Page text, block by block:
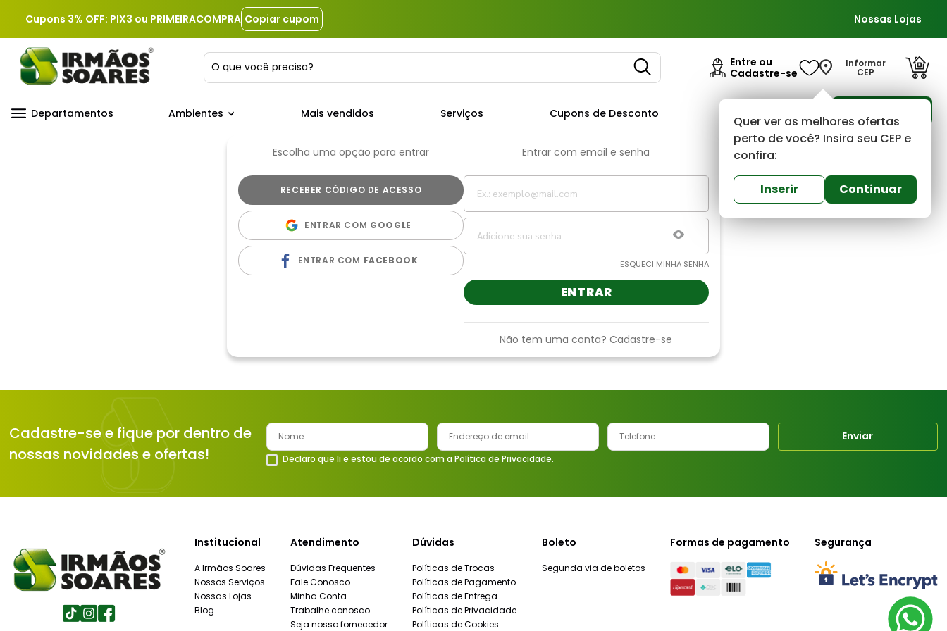
Cupons 3% OFF: PIX3 ou PRIMEIRACOMPRA Copiar cupom Nossas Lojas
O que você precisa?
Entre ou
Cadastre-se
Informar
CEP
Quer ver as melhores ofertas
perto de você? Insira seu CEP e
confira:
Inserir Continuar
Departamentos Ambientes Mais vendidos Serviços Cupons de Desconto
Escolha uma opção para entrar
ENTRAR COM GOOGLE
ENTRAR COM FACEBOOK
Entrar com email e senha
ESQUECI MINHA SENHA
ENTRAR
Não tem uma conta? Cadastre-se
Cadastre-se e fique por dentro de
nossas novidades e ofertas!
Enviar
Declaro que li e estou de acordo com a Política de Privacidade.
Institucional
A Irmãos Soares
Nossos Serviços
Nossas Lojas
Blog
Atendimento
Dúvidas Frequentes
Fale Conosco
Minha Conta
Trabalhe conosco
Seja nosso fornecedor
Dúvidas
Políticas de Trocas
Políticas de Pagamento
Políticas de Entrega
Políticas de Privacidade
Políticas de Cookies
Boleto
Segunda via de boletos
Formas de pagamento Segurança
2º
porcelanato
3º
porta
5º
telha
6º
argamassa
7º
tinta